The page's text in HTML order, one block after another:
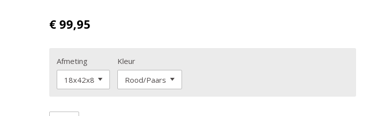
€ 99,95
Afmeting Kleur